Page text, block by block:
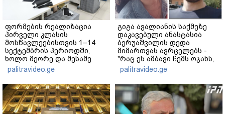
ფორმების რეალიზაცია
პირველი კლასის
მოსწავლეებისთვის 1–14
სექტემბრის პერიოდში,
ხოლო მეორე და მესამე
ეტაპებზე...
palitravideo.ge
გიგა ავალიანის საქმეზე
დაკავებული ანასტასია
ბერუაშვილის დედა
მიმართვას ავრცელებს -
"რაც ეს ამბავი ჩემს ოჯახს,
ჩემს ანასტასიას გადახდა
თავს, მის მერე მე მე არ
ვარ"
palitravideo.ge